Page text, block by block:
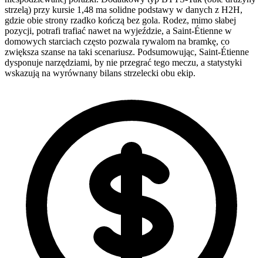
strzelą) przy kursie 1,48 ma solidne podstawy w danych z H2H,
gdzie obie strony rzadko kończą bez gola. Rodez, mimo słabej
pozycji, potrafi trafiać nawet na wyjeździe, a Saint-Étienne w
domowych starciach często pozwala rywalom na bramkę, co
zwiększa szanse na taki scenariusz. Podsumowując, Saint-Étienne
dysponuje narzędziami, by nie przegrać tego meczu, a statystyki
wskazują na wyrównany bilans strzelecki obu ekip.